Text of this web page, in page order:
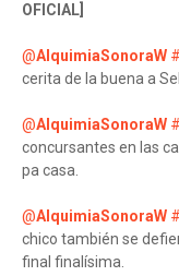
OFICIAL]
@AlquimiaSonoraW #
cerita de la buena a
@AlquimiaSonoraW #
concursantes en las
pa casa.
@AlquimiaSonoraW #
chico también se
final finalísima.